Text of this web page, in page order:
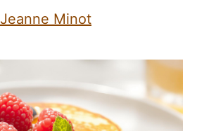
Jeanne Minot